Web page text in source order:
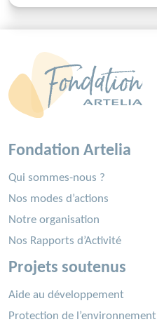
Fondation Artelia
Qui sommes-nous ?
Nos modes d’actions
Notre organisation
Nos Rapports d’Activité
Projets soutenus
Aide au développement
Protection de l’environnement